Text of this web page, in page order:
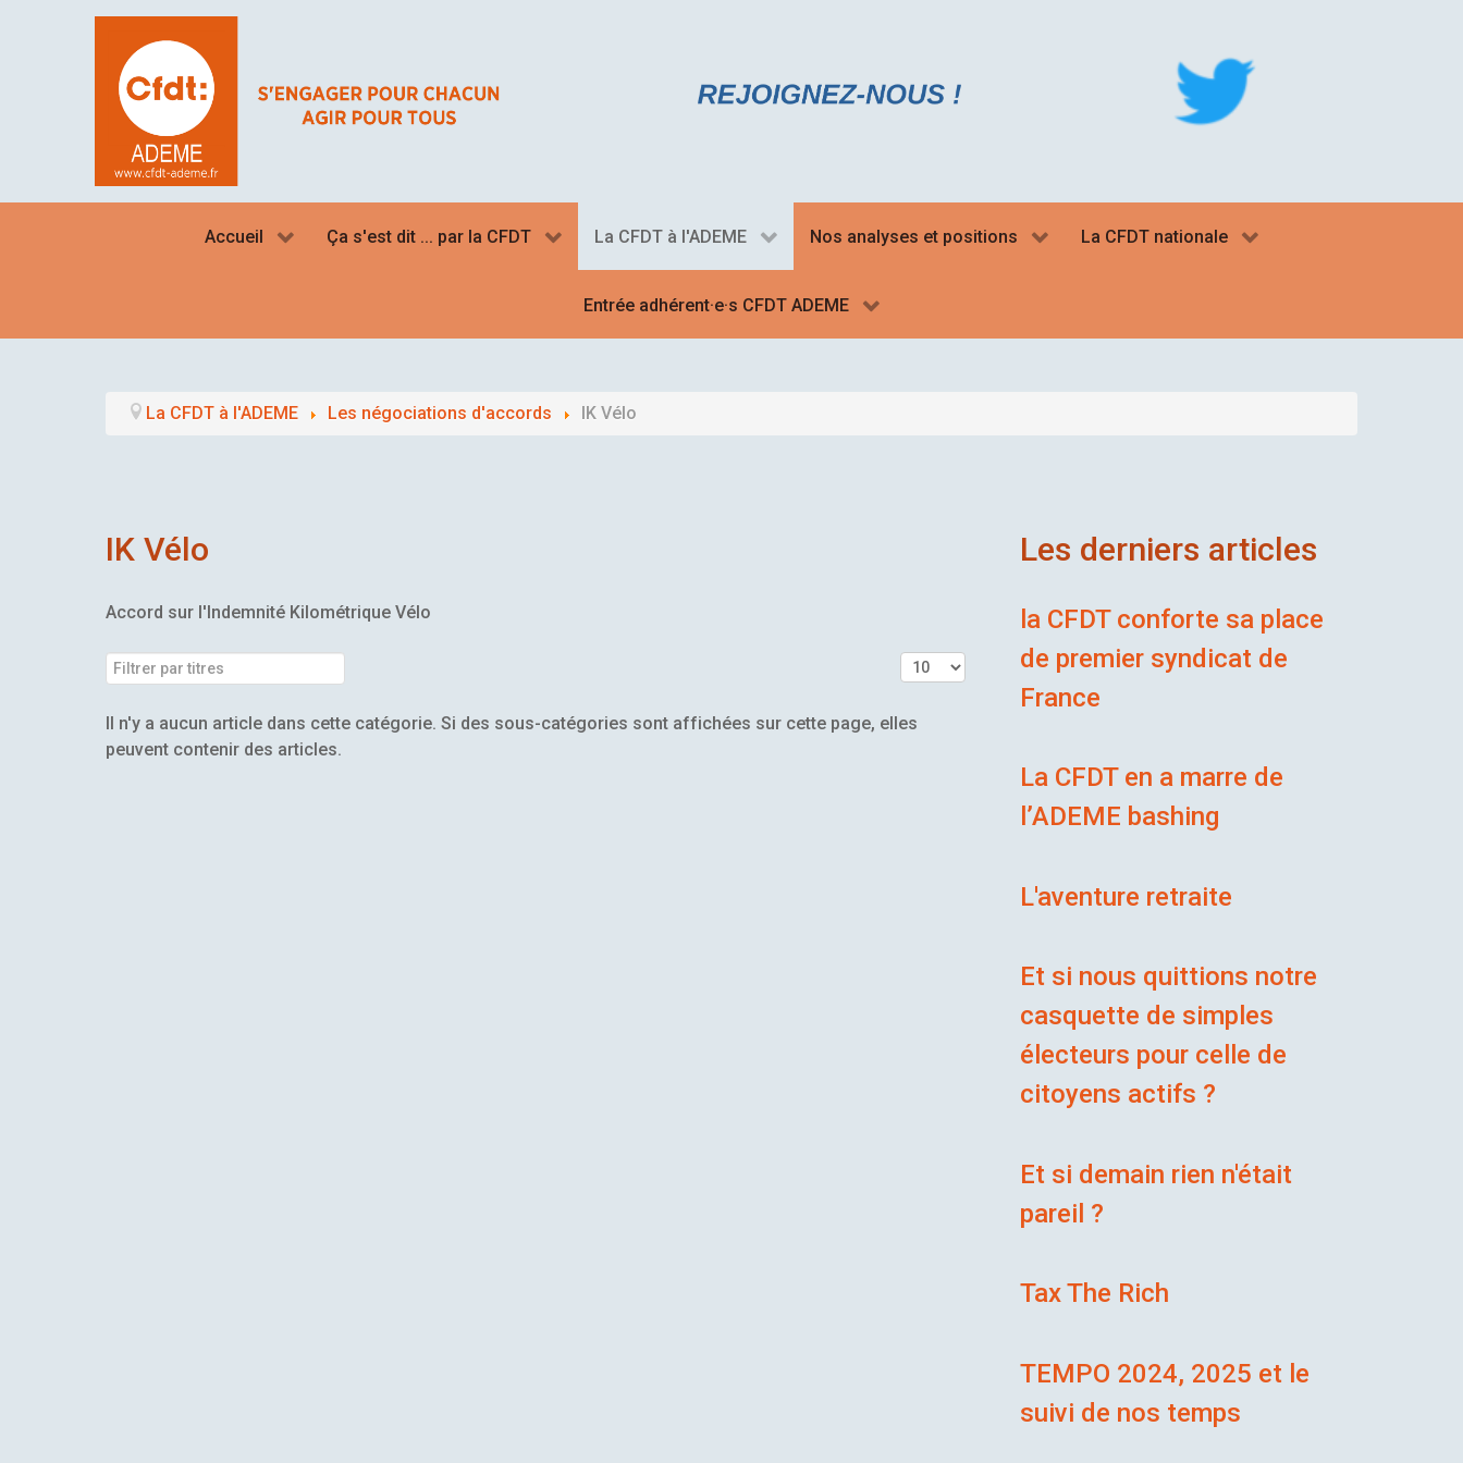
Accueil Ça s'est dit ... par la CFDT La CFDT à l'ADEME Nos analyses et positions La CFDT nationale
Entrée adhérent·e·s CFDT ADEME
La CFDT à l'ADEME Les négociations d'accords IK Vélo
IK Vélo
Accord sur l'Indemnité Kilométrique Vélo
Filtrer par titres Affichage #
Il n'y a aucun article dans cette catégorie. Si des sous-catégories sont affichées sur cette page, elles
peuvent contenir des articles.
Les derniers articles
la CFDT conforte sa place
de premier syndicat de
France
La CFDT en a marre de
l’ADEME bashing
L'aventure retraite
Et si nous quittions notre
casquette de simples
électeurs pour celle de
citoyens actifs ?
Et si demain rien n'était
pareil ?
Tax The Rich
TEMPO 2024, 2025 et le
suivi de nos temps